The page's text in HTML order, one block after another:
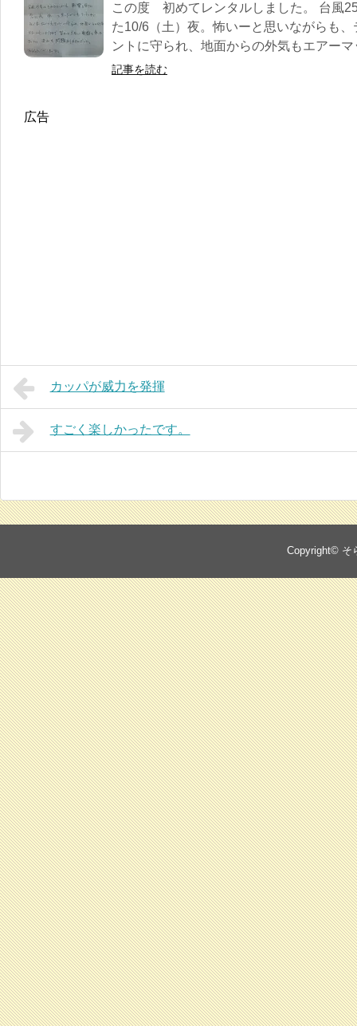
この度 初めてレンタルしました。 台風
た10/6（土）夜。怖いーと思いながらも
ントに守られ、地面からの外気もエアー
記事を読む
広告
カッパが威力を発揮
すごく楽しかったです。
Copyright© そ